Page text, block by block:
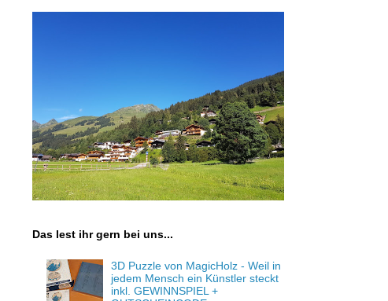
Das lest ihr gern bei uns...
3D Puzzle von MagicHolz - Weil in
jedem Mensch ein Künstler steckt
inkl. GEWINNSPIEL +